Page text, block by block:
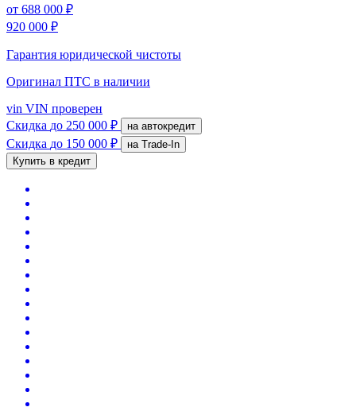
от 688 000 ₽
920 000 ₽
Гарантия юридической чистоты
Оригинал ПТС в наличии
vin VIN проверен
Скидка до 250 000 ₽ на автокредит
Скидка до 150 000 ₽
на Trade-In
Купить в кредит